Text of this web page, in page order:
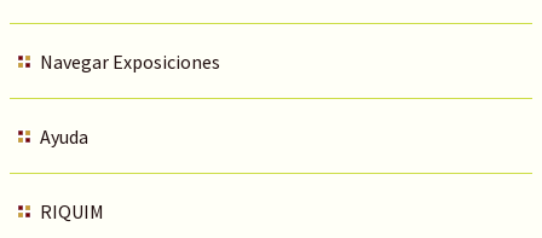
Navegar Exposiciones
Ayuda
RIQUIM